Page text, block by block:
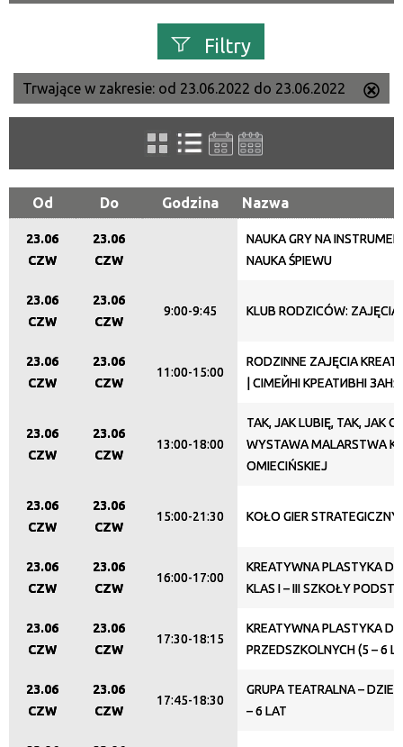
Filtry
Szukana fraza
Kategoria
Trwające w zakresie
Miejsce
Organizator
Promowane
Trwające w zakresie: od 23.06.2022 do 23.06.2022
ten
Od Do Godzina Nazwa
23.06
CZW
23.06
CZW
NAUKA GRY NA
NAUKA ŚPIEWU
23.06
CZW
23.06
CZW
9:00-9:45 KLUB RODZICÓW:
23.06
CZW
23.06
CZW
11:00-15:00
RODZINNE ZAJĘCIA
| СІМЕЙНІ КРЕАТИВНІ
23.06
CZW
23.06
CZW
13:00-18:00
TAK, JAK LUBIĘ, TAK, JAK
WYSTAWA MALARSTWA
OMIECIŃSKIEJ
23.06
CZW
23.06
CZW
15:00-21:30 KOŁO GIER
23.06
CZW
23.06
CZW
16:00-17:00
KREATYWNA PLASTYKA
KLAS I – III SZKOŁY
23.06
CZW
23.06
CZW
17:30-18:15
KREATYWNA PLASTYKA
PRZEDSZKOLNYCH (5 – 6
23.06
CZW
23.06
CZW
17:45-18:30
GRUPA TEATRALNA –
– 6 LAT